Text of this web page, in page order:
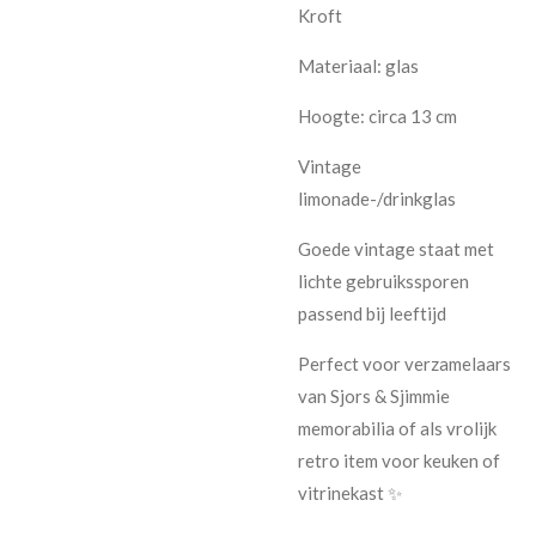
Kroft
Materiaal: glas
Hoogte: circa 13 cm
Vintage
limonade-/drinkglas
Goede vintage staat met
lichte gebruikssporen
passend bij leeftijd
Perfect voor verzamelaars
van Sjors & Sjimmie
memorabilia of als vrolijk
retro item voor keuken of
vitrinekast ✨